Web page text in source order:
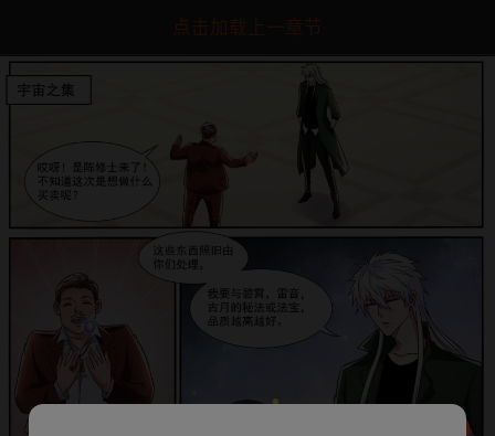
点击加载上一章节